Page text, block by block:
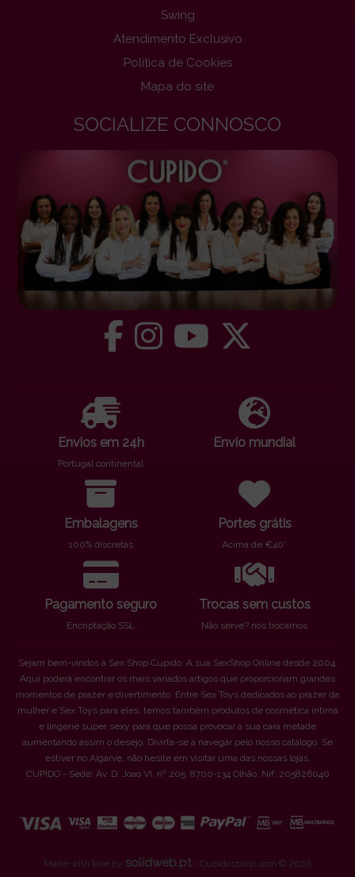
Swing
Atendimento Exclusivo
Politica de Cookies
Mapa do site
SOCIALIZE CONNOSCO
Envios em 24h
Portugal continental
Envio mundial
Embalagens
100% discretas
Portes grátis
Acima de €40*
Pagamento seguro
Encriptação SSL
Trocas sem custos
Não serve? nós trocamos
Sejam bem-vindos à Sex Shop Cupido. A sua SexShop Online desde 2004.
Aqui poderá encontrar os mais variados artigos que proporcionam grandes
momentos de prazer e divertimento. Entre Sex Toys dedicados ao prazer da
mulher e Sex Toys para eles, temos também produtos de cosmética íntima
e lingerie super sexy para que possa provocar a sua cara metade
aumentando assim o desejo. Divirta-se a navegar pelo nosso catálogo. Se
estiver no Algarve, não hesite em visitar uma das nossas lojas.
CUPIDO - Sede: Av. D. Joao VI, nº 205. 8700-134 Olhão. Nif: 205826040
Made with love by solidweb.pt- Cupidosshop.com © 2026